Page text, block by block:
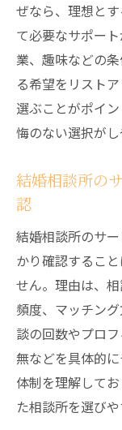
ぜなら、理想と
て必要なサポー
業、趣味などの
る希望をリスト
選ぶことがポイ
悔のない選択がし
結婚相談所の
認
結婚相談所のサ
かり確認するこ
せん。理由は、
頻度、マッチン
談の回数やプロ
無などを具体的
体制を理解して
た相談所を選びや